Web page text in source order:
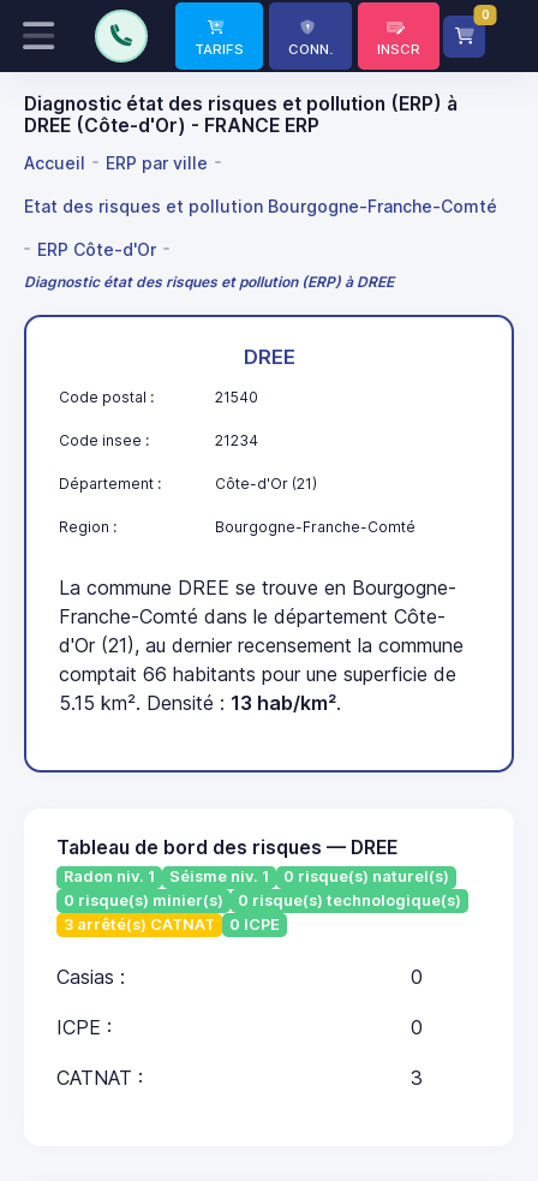
TARIFS CONN. INSCR
0
Diagnostic état des risques et pollution (ERP) à
DREE (Côte-d'Or) - FRANCE ERP
Accueil ERP par ville
Etat des risques et pollution Bourgogne-Franche-Comté
ERP Côte-d'Or
Diagnostic état des risques et pollution (ERP) à DREE
DREE
Code postal : 21540
Code insee : 21234
Département : Côte-d'Or (21)
Region : Bourgogne-Franche-Comté
La commune DREE se trouve en Bourgogne-
Franche-Comté dans le département Côte-
d'Or (21), au dernier recensement la commune
comptait 66 habitants pour une superficie de
5.15 km². Densité : 13 hab/km².
Tableau de bord des risques — DREE
Radon niv. 1 Séisme niv. 1
0 risque(s) naturel(s)
0 risque(s) minier(s)
0 risque(s) technologique(s)
3 arrêté(s) CATNAT
0 ICPE
Casias : 0
ICPE : 0
CATNAT : 3